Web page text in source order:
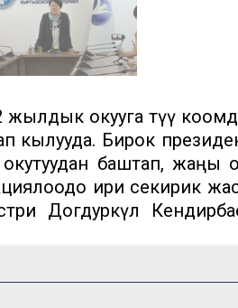
жылдык окууга өтүү
кылууда. Бирок
баштап, жаңы
ири секирик
Догдуркүл